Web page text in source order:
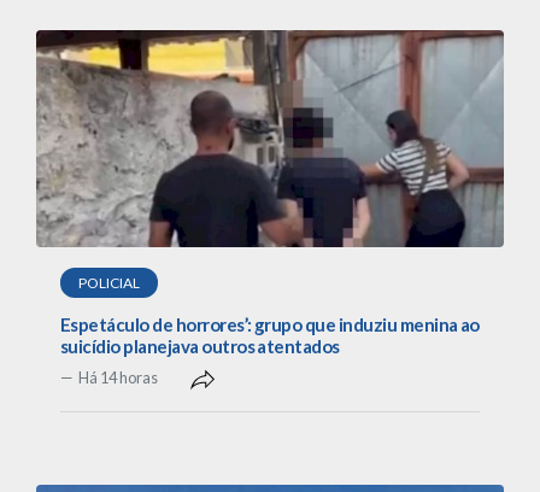
POLICIAL
Espetáculo de horrores’: grupo que induziu menina ao
suicídio planejava outros atentados
Há 14 horas